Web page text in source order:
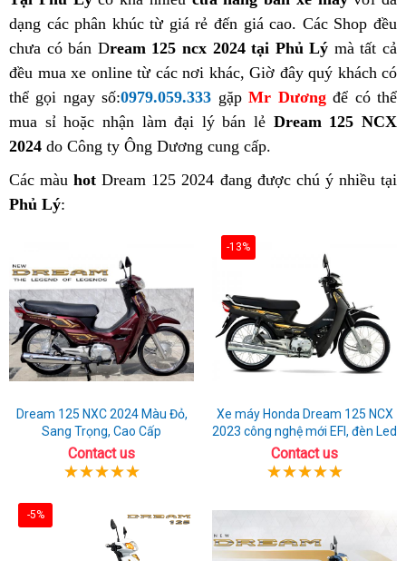
dạng các phân khúc từ giá rẻ đến giá cao. Các Shop đều
chưa có bán Dream 125 ncx 2024 tại Phủ Lý mà tất cả
đều mua xe online từ các nơi khác, Giờ đây quý khách có
thể gọi ngay số:0979.059.333 gặpMr Dươngđể có thể
mua sỉ hoặc nhận làm đại lý bán lẻ Dream 125 NCX
2024 do Công ty Ông Dương cung cấp.
Các màuhot Dream 125 2024 đang được chú ý nhiều tại
Phủ Lý:
Dream 125 NXC 2024 Màu Đỏ,
Sang Trọng, Cao Cấp
Contact us
-13%
Xe máy Honda Dream 125 NCX
2023 công nghệ mới EFI, đèn Led
Contact us
-5%